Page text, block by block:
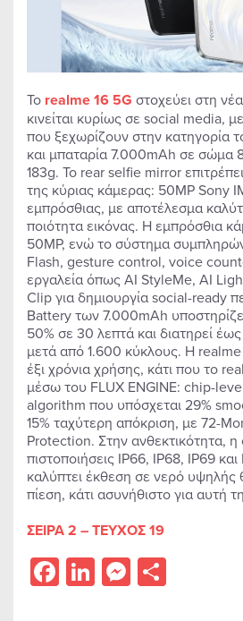
Το realme 16 5G στοχεύει στη
κινείται κυρίως σε social media,
που ξεχωρίζουν στην κατηγορία
και μπαταρία 7.000mAh σε σώμα
183g. Το rear selfie mirror
της κύριας κάμερας: 50MP Sony
εμπρόσθιας, με αποτέλεσμα
ποιότητα εικόνας. Η εμπρόσθια
50MP, ενώ το σύστημα
Flash, gesture control, voice
εργαλεία όπως AI StyleMe, AI
Clip για δημιουργία social-ready
Battery των 7.000mAh
50% σε 30 λεπτά και διατηρεί
μετά από 1.600 κύκλους. Η realme
έξι χρόνια χρήσης, κάτι που το
μέσω του FLUX ENGINE: chip-
algorithm που υπόσχεται 29%
15% ταχύτερη απόκριση, με 72-
Protection. Στην ανθεκτικότητα,
πιστοποιήσεις IP66, IP68, IP69
καλύπτει έκθεση σε νερό υψηλής
πίεση, κάτι ασυνήθιστο για αυτή
ΣΕΙΡΑ 2 – ΤΕΥΧΟΣ 19
Facebook
LinkedIn